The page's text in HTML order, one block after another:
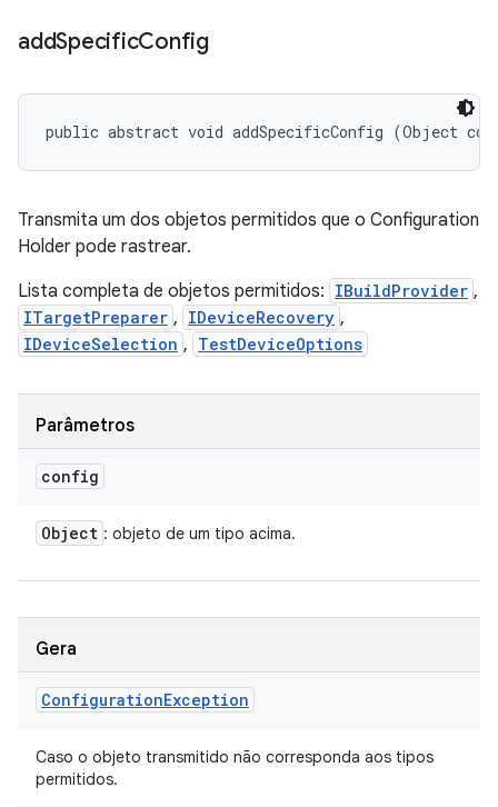
addSpecificConfig
public abstract void addSpecificConfig (Object
Transmita um dos objetos permitidos que o Configuration
Holder pode rastrear.
Lista completa de objetos permitidos: IBuildProvider ,
ITargetPreparer , IDeviceRecovery ,
IDeviceSelection , TestDeviceOptions
Parâmetros
config
Object : objeto de um tipo acima.
Gera
ConfigurationException
Caso o objeto transmitido não corresponda aos tipos
permitidos.